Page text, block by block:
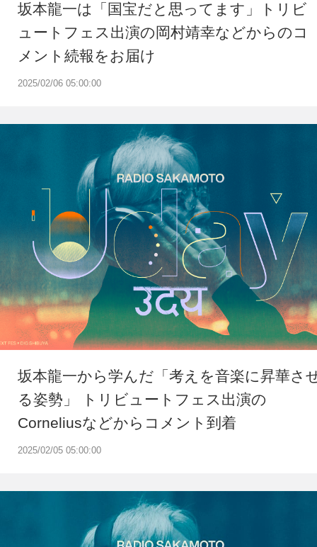
2025/02/06 05:00:00
坂本龍一は「国宝だと思ってます」トリビ
ュートフェス出演の岡村靖幸などからのコ
メント続報をお届け
2025/02/05 05:00:00
坂本龍一から学んだ「考えを音楽に昇華さ
る姿勢」 トリビュートフェス出演の
Corneliusなどからコメント到着